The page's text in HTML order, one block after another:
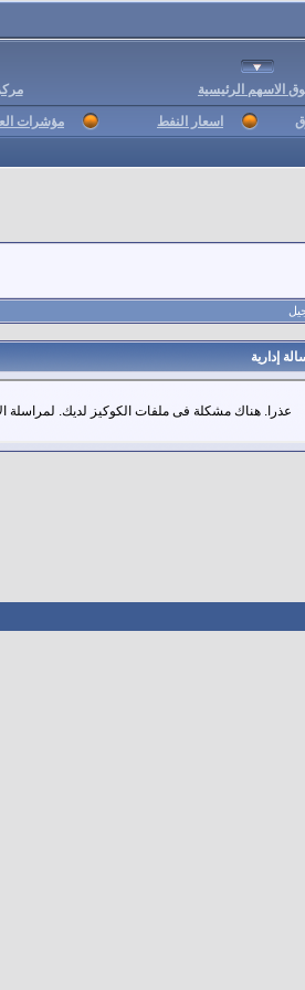
الاسهم الرئيسية
اسعار النفط مؤشرات
إدارية
عذرا. هناك مشكلة فى ملفات الكوكيز لديك. لمراسلة